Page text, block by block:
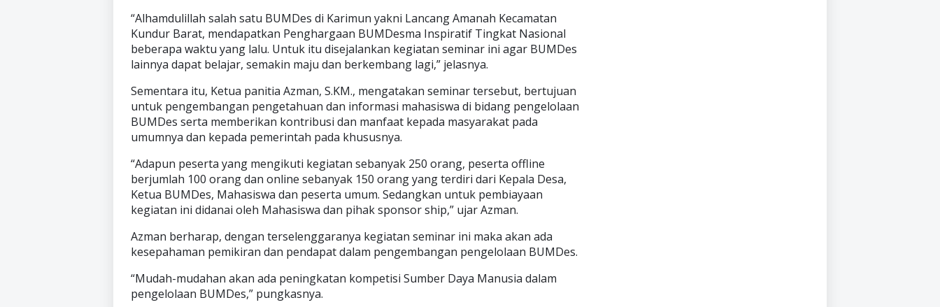
“Alhamdulillah salah satu BUMDes di Karimun yakni Lancang Amanah Kecamatan
Kundur Barat, mendapatkan Penghargaan BUMDesma Inspiratif Tingkat Nasional
beberapa waktu yang lalu. Untuk itu disejalankan kegiatan seminar ini agar BUMDes
lainnya dapat belajar, semakin maju dan berkembang lagi,” jelasnya.
Sementara itu, Ketua panitia Azman, S.KM., mengatakan seminar tersebut, bertujuan
untuk pengembangan pengetahuan dan informasi mahasiswa di bidang pengelolaan
BUMDes serta memberikan kontribusi dan manfaat kepada masyarakat pada
umumnya dan kepada pemerintah pada khususnya.
“Adapun peserta yang mengikuti kegiatan sebanyak 250 orang, peserta offline
berjumlah 100 orang dan online sebanyak 150 orang yang terdiri dari Kepala Desa,
Ketua BUMDes, Mahasiswa dan peserta umum. Sedangkan untuk pembiayaan
kegiatan ini didanai oleh Mahasiswa dan pihak sponsor ship,” ujar Azman.
Azman berharap, dengan terselenggaranya kegiatan seminar ini maka akan ada
kesepahaman pemikiran dan pendapat dalam pengembangan pengelolaan BUMDes.
“Mudah-mudahan akan ada peningkatan kompetisi Sumber Daya Manusia dalam
pengelolaan BUMDes,” pungkasnya.